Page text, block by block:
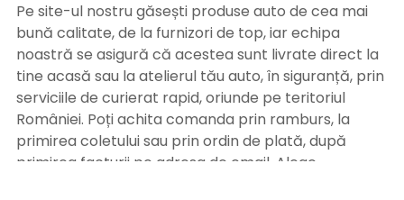
Pe site-ul nostru găsești produse auto de cea mai
bună calitate, de la furnizori de top, iar echipa
noastră se asigură că acestea sunt livrate direct la
tine acasă sau la atelierul tău auto, în siguranță, prin
serviciile de curierat rapid, oriunde pe teritoriul
României. Poți achita comanda prin ramburs, la
primirea coletului sau prin ordin de plată, după
primirea facturii pe adresa de email. Alege